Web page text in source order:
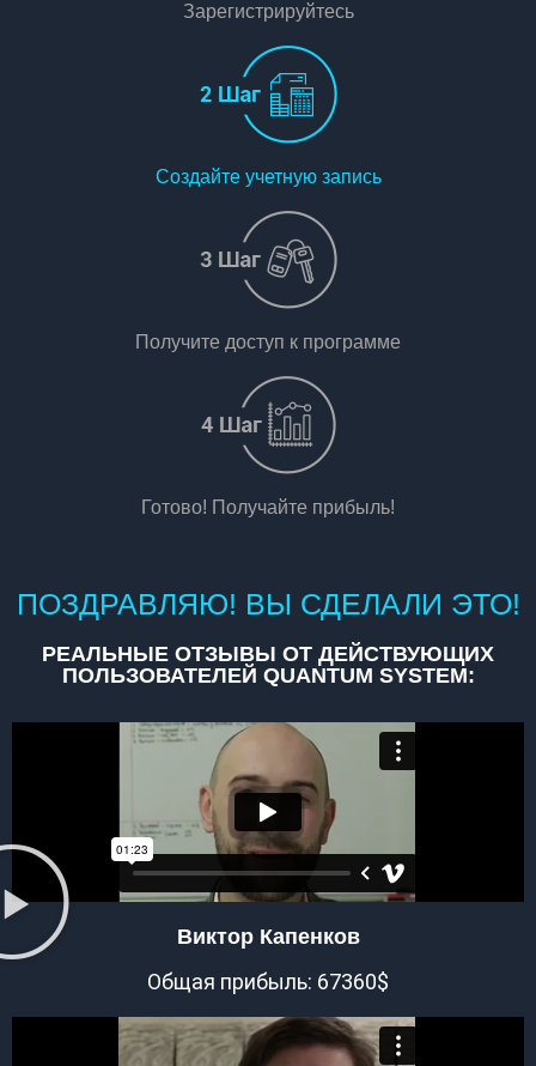
Зарегистрируйтесь
Создайте учетную запись
Получите доступ к программе
Готово! Получайте прибыль!
ПОЗДРАВЛЯЮ! ВЫ СДЕЛАЛИ ЭТО!
РЕАЛЬНЫЕ ОТЗЫВЫ ОТ ДЕЙСТВУЮЩИХ
ПОЛЬЗОВАТЕЛЕЙ QUANTUM SYSTEM:
Виктор Капенков
Общая прибыль: 67360$